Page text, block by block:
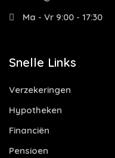
Ma - Vr 9:00 - 17:30
Snelle Links
Verzekeringen
Hypotheken
Financiën
Pensioen